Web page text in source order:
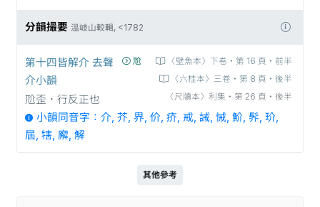
分韻撮要 溫岐山較輯, <1782
𡯓
〈壁魚本〉下卷‧第 16 頁‧前半
〈六桂本〉三卷‧第 8 頁‧後半
〈尺牘本〉利集‧第 26 頁‧後半
第十四皆解介 去聲
介小韻
𡯓歪，行反正也
小韻同音字：介, 芥, 界, 价, 疥, 戒, 誡, 悈, 魪, 䯰, 玠,
屆, 犗, 廨, 解
其他參考